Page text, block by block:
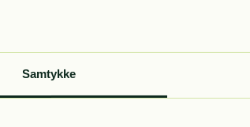
Samtykke